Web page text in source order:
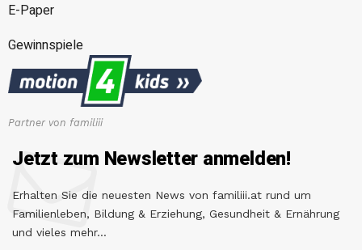
E-Paper
Gewinnspiele
Partner von familiii
Jetzt zum Newsletter anmelden!
Erhalten Sie die neuesten News von familiii.at rund um
Familienleben, Bildung & Erziehung, Gesundheit & Ernährung
und vieles mehr...